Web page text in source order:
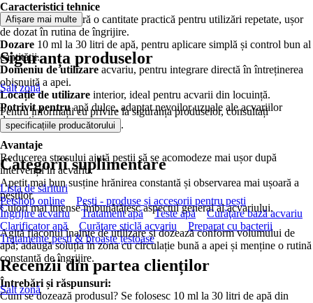
Caracteristici tehnice
Volum 250 mloferă o cantitate practică pentru utilizări repetate, ușor
de dozat în rutina de îngrijire.
Dozare 10 ml la 30 litri de apă, pentru aplicare simplă și control bun al
cantității.
Domeniu de utilizare acvariu, pentru integrare directă în întreținerea
obișnuită a apei.
Locație de utilizare interior, ideal pentru acvarii din locuință.
Potrivit pentruapă dulce, adaptat nevoilor uzuale ale acvariilor
domestice.
Avantaje
Reducerea stresului ajută peștii să se acomodeze mai ușor după
intervenții în acvariu.
Apetit mai bun susține hrănirea constantă și observarea mai ușoară a
peștilor.
Culori mai intense îmbunătățesc aspectul general al acvariului.
Agită flaconul înainte de utilizare și dozează conform volumului de
apă; adaugă soluția în zona cu circulație bună a apei și menține o rutină
constantă de îngrijire.
Întrebări și răspunsuri:
Cum se dozează produsul? Se folosesc 10 ml la 30 litri de apă din
Afișare mai multe
Siguranța produselor
Salt zonă
Pentru informații cu privire la siguranța produselor, consultați
specificațiile producătorului .
Categorii suplimentare
Lista de sărituri
Petshop online
Pești - produse și accesorii pentru pești
Îngrijire acvariu
Tratament apă Teste apă
Curăţare bază acvariu
Clarificator apă
Curăţare sticlă acvariu
Preparat cu bacterii
Tratamente pești & broaște țestoase
Recenzii din partea clienților
Salt zonă